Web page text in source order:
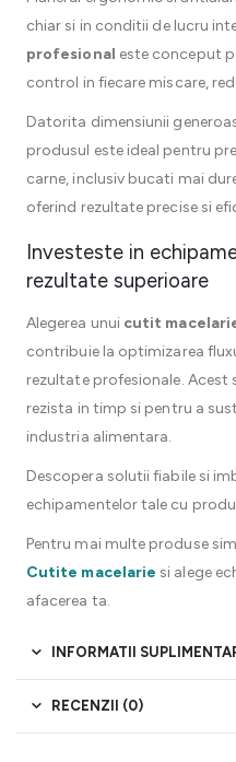
chiar si in conditii de lucru
profesional este conceput
control in fiecare miscare,
Datorita dimensiunii
produsul este ideal pentru
carne, inclusiv bucati mai
oferind rezultate precise si
Investeste in
rezultate superioare
Alegerea unui cutit
contribuie la optimizarea
rezultate profesionale.
rezista in timp si pentru a
industria alimentara.
Descopera solutii fiabile si
echipamentelor tale cu
Pentru mai multe produse
Cutite macelarie si alege
afacerea ta.
INFORMATII
RECENZII (0)